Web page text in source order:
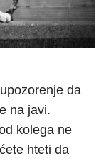
da
na javi.
kolega ne
hteti da